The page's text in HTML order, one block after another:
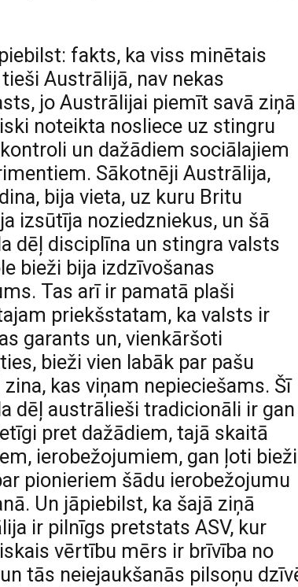
fakts, ka viss minētais
Austrālijā, nav nekas
jo Austrālijai piemīt savā ziņā
noteikta nosliece uz stingru
un dažādiem sociālajiem
Sākotnēji Austrālija,
bija vieta, uz kuru Britu
izsūtīja noziedzniekus, un šā
dēļ disciplīna un stingra valsts
bieži bija izdzīvošanas
Tas arī ir pamatā plaši
priekšstatam, ka valsts ir
garants un, vienkāršoti
bieži vien labāk par pašu
kas viņam nepieciešams. Šī
dēļ austrālieši tradicionāli ir
pret dažādiem, tajā skaitā
ierobežojumiem, gan ļoti bieži
pionieriem šādu ierobežojumu
Un jāpiebilst, ka šajā ziņā
ir pilnīgs pretstats ASV, kur
vērtību mērs ir brīvība no
tās neiejaukšanās pilsoņu